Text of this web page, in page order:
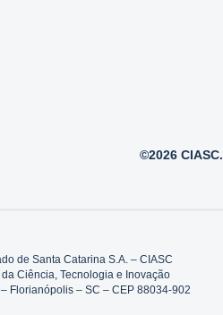
©2026 CIASC.
de Santa Catarina S.A. – CIASC
Ciência, Tecnologia e Inovação
Florianópolis – SC – CEP 88034-902